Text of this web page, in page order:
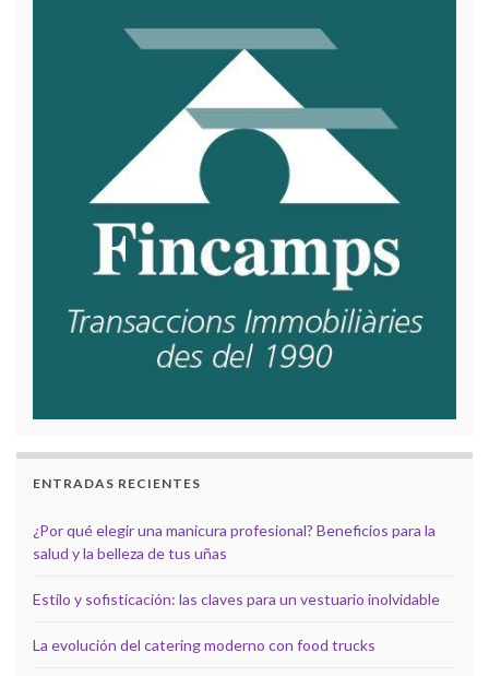
ENTRADAS RECIENTES
¿Por qué elegir una manicura profesional? Beneficios para la
salud y la belleza de tus uñas
Estilo y sofisticación: las claves para un vestuario inolvidable
La evolución del catering moderno con food trucks